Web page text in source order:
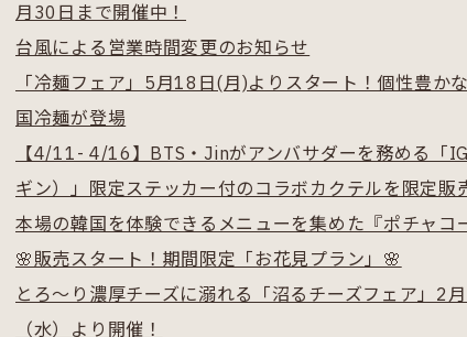
月30日まで開催中！
台風による営業時間変更のお知らせ
「冷麺フェア」5月18日(月)よりスタート！個性豊か
国冷麺が登場
【4/11- 4/16】BTS・Jinがアンバサダーを務める「
ギン）」限定ステッカー付のコラボカクテルを限定販
本場の韓国を体験できるメニューを集めた『ポチャコ
🌸販売スタート！期間限定「お花見プラン」🌸
とろ～り濃厚チーズに溺れる「沼るチーズフェア」2
（水）より開催！